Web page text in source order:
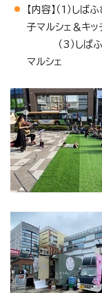
【内容】（1）し
子マルシェ＆キッ
（3）しばふひ
マルシェ